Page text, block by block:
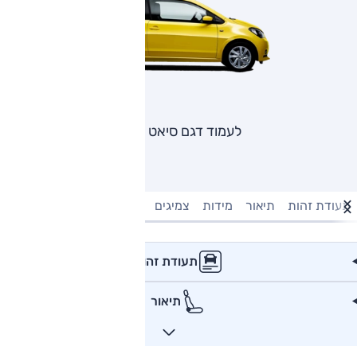
לעמוד דגם סיאט מי
תעודת זהות תיאור מידות צמיגים
תעודת זהות
תיאור